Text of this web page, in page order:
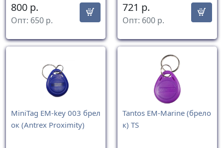
800 р.
Опт: 650 р.
721 р.
Опт: 600 р.
MiniTag EM-key 003 брел
ок (Antrex Proximity)
Tantos EM-Marine (брело
к) TS